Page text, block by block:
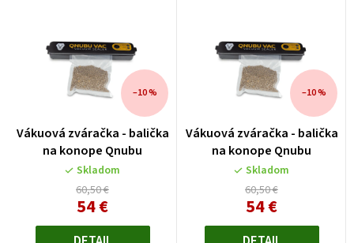
Vákuová zváračka - balička
na konope Qnubu
Skladom
60,50 €
–10 %
54 €
Vákuová zváračka - balička
na konope Qnubu
Skladom
60,50 €
–10 %
54 €